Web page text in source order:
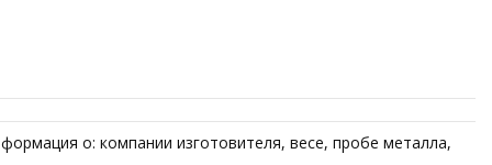
о: компании изготовителя, весе, пробе металла,